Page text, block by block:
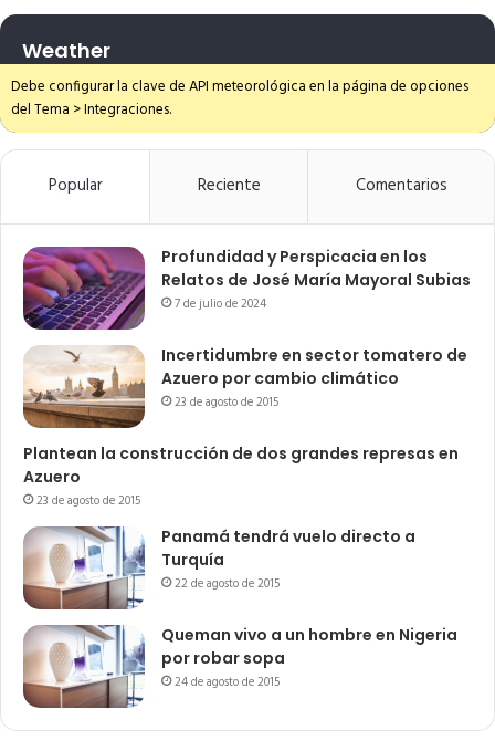
Weather
Debe configurar la clave de API meteorológica en la página de opciones
del Tema > Integraciones.
Popular Reciente Comentarios
Profundidad y Perspicacia en los
Relatos de José María Mayoral Subias
7 de julio de 2024
Incertidumbre en sector tomatero de
Azuero por cambio climático
23 de agosto de 2015
Plantean la construcción de dos grandes represas en
Azuero
23 de agosto de 2015
Panamá tendrá vuelo directo a
Turquía
22 de agosto de 2015
Queman vivo a un hombre en Nigeria
por robar sopa
24 de agosto de 2015